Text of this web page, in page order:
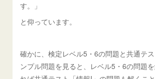
す。」
と仰っています。
確かに、検定レベル5・6の問題と共通テ
ンプル問題を見ると、レベル5・6の問題